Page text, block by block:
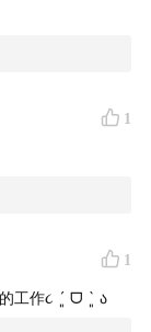
亲昵，路途中
2025年的一月
机亲近大自
1
1
工作૮ ´͈ ᗜ `͈ ა